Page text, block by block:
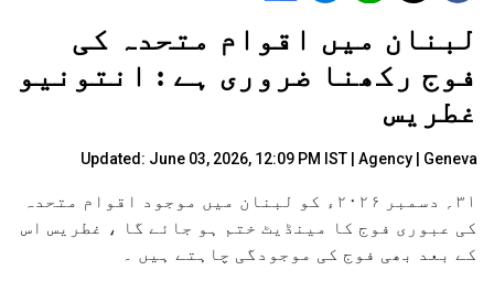
لبنان میں اقوام متحدہ کی
فوج رکھنا ضروری ہے : انتونیو
غطریس
Updated: June 03, 2026, 12:09 PM IST | Agency | Geneva
۳۱؍ دسمبر ۲۰۲۶ء کو لبنان میں موجود اقوام متحدہ
کی عبوری فوج کا مینڈیٹ ختم ہو جائے گا ، غطریس اس
کے بعد بھی فوج کی موجودگی چاہتے ہیں ۔